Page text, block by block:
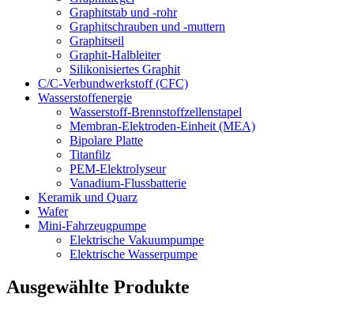
Graphitstab und -rohr
Graphitschrauben und -muttern
Graphitseil
Graphit-Halbleiter
Silikonisiertes Graphit
C/C-Verbundwerkstoff (CFC)
Wasserstoffenergie
Wasserstoff-Brennstoffzellenstapel
Membran-Elektroden-Einheit (MEA)
Bipolare Platte
Titanfilz
PEM-Elektrolyseur
Vanadium-Flussbatterie
Keramik und Quarz
Wafer
Mini-Fahrzeugpumpe
Elektrische Vakuumpumpe
Elektrische Wasserpumpe
Ausgewählte Produkte